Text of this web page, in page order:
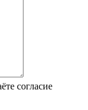
согласие